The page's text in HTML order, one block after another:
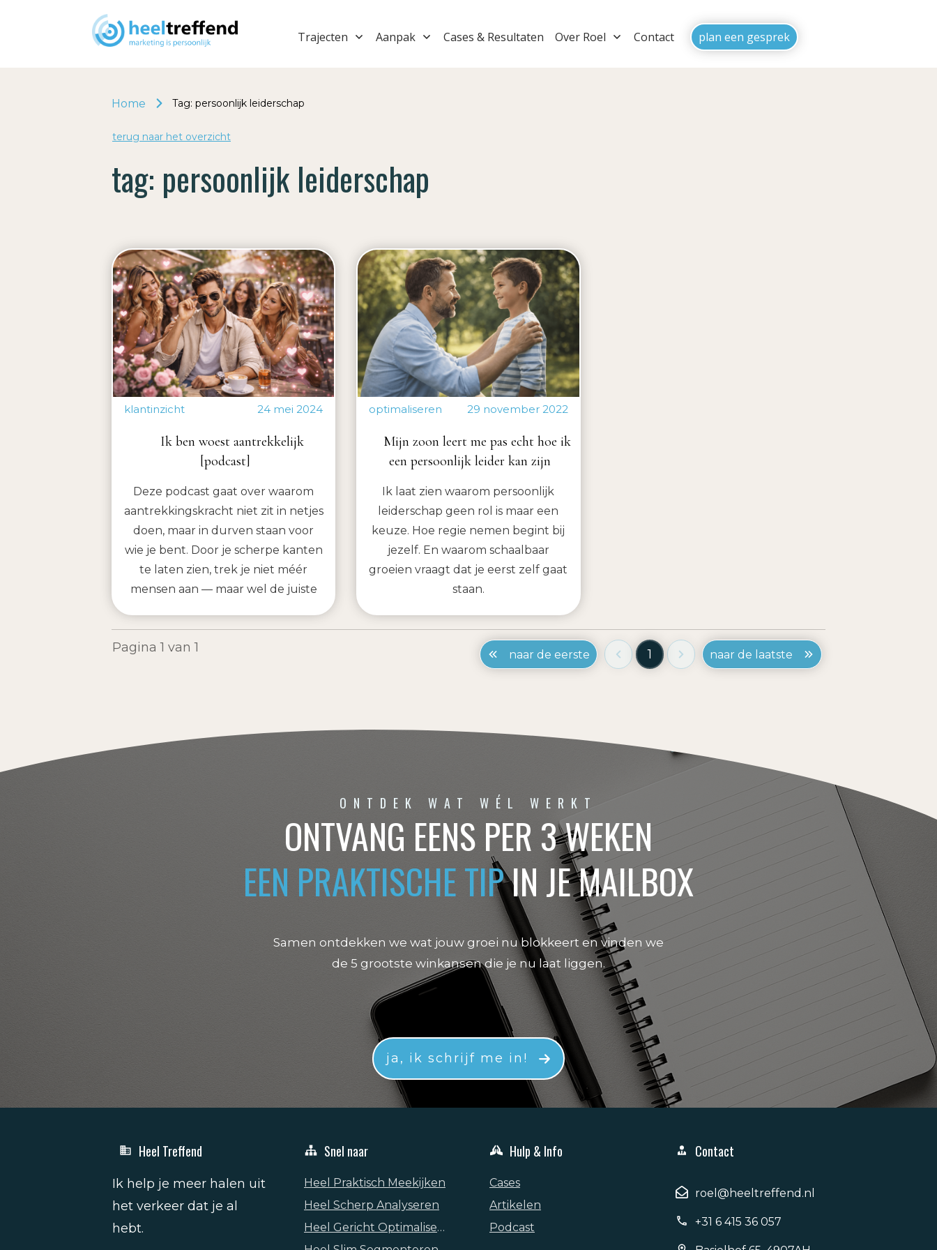
Trajecten Aanpak Cases & Resultaten Over Roel Contact plan een gesprek
Home Tag: persoonlijk leiderschap
terug naar het overzicht
tag: persoonlijk leiderschap
klantinzicht 24 mei 2024
Ik ben woest aantrekkelijk
[podcast]
Deze podcast gaat over waarom
aantrekkingskracht niet zit in netjes
doen, maar in durven staan voor
wie je bent. Door je scherpe kanten
te laten zien, trek je niet méér
mensen aan — maar wel de juiste
optimaliseren 29 november 2022
Mijn zoon leert me pas echt hoe ik
een persoonlijk leider kan zijn
Ik laat zien waarom persoonlijk
leiderschap geen rol is maar een
keuze. Hoe regie nemen begint bij
jezelf. En waarom schaalbaar
groeien vraagt dat je eerst zelf gaat
staan.
Pagina1 van1 naar de eerste 1 naar de laatste
ONTDEK WAT WÉL WERKT
ONTVANG EENS PER 3 WEKEN
EEN PRAKTISCHE TIPIN JE MAILBOX
Samen ontdekken we wat jouw groei nu blokkeert en vinden we
de 5 grootste winkansen die je nu laat liggen.
ja, ik schrijf me in!
Heel Treffend
Ik help je meer halen uit
het verkeer dat je al
hebt.
Snel naar
Heel Praktisch Meekijken
Heel Scherp Analyseren
Heel Gericht Optimaliseren
Hulp & Info
Cases
Artikelen
Podcast
Contact
roel@heeltreffend.nl
+31 6 415 36 057